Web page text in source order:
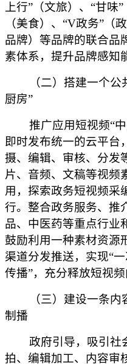
上行”（文旅）、“甘味
（美食）、“V政务”（
品牌）等品牌的联合品
素体系，提升品牌感知
（二）搭建一个公共
厨房”
推广应用短视频“中
即时发布统一的云平台
摄、编辑、审核、分发
片、音频、文稿等视频
用，探索政务短视频采
行。整合政务服务、推
品、中医药等重点行业
鼓励利用一种素材资源
渠道分发推送，实现“
传播”，充分释放短视频
（三）建设一条内
制播
政府引导，吸引社
拍、编辑加工、内容审